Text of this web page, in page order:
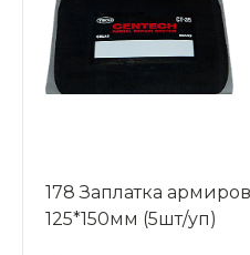
178 Заплатка
125*150мм (5шт/уп)